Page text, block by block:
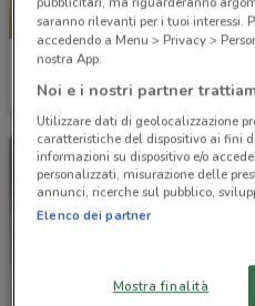
-2 GIORNI
Maury's
Scade sabato 2.8 km
saranno rilevanti per i tuoi interessi.
accedendo a Menu > Privacy >
nostra App.
Noi e i nostri partner
Utilizzare dati di geolocalizzazione
caratteristiche del dispositivo ai fini
informazioni su dispositivo e/o
personalizzati, misurazione delle
annunci, ricerche sul pubblico,
Elenco dei partner
Mostra finalità